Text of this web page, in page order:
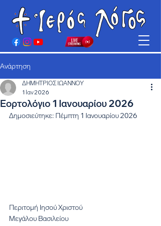
Ανάρτηση
Εορτολόγιο 1 Ιανουαρίου 2026
ΔΗΜΗΤΡΙΟΣ ΙΩΑΝΝΟΥ
1 Ιαν 2026
Δημοσιεύτηκε: Πέμπτη 1 Ιανουαρίου 2026
Περιτομή Ιησού Χριστού
Μεγάλου Βασιλείου